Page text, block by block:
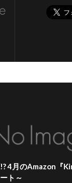
4月のAmazon『
ト～